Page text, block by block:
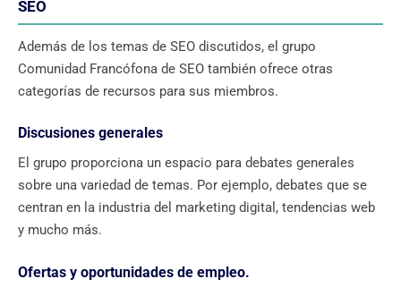
SEO
Además de los temas de SEO discutidos, el grupo
Comunidad Francófona de SEO también ofrece otras
categorías de recursos para sus miembros.
Discusiones generales
El grupo proporciona un espacio para debates generales
sobre una variedad de temas. Por ejemplo, debates que se
centran en la industria del marketing digital, tendencias web
y mucho más.
Ofertas y oportunidades de empleo.